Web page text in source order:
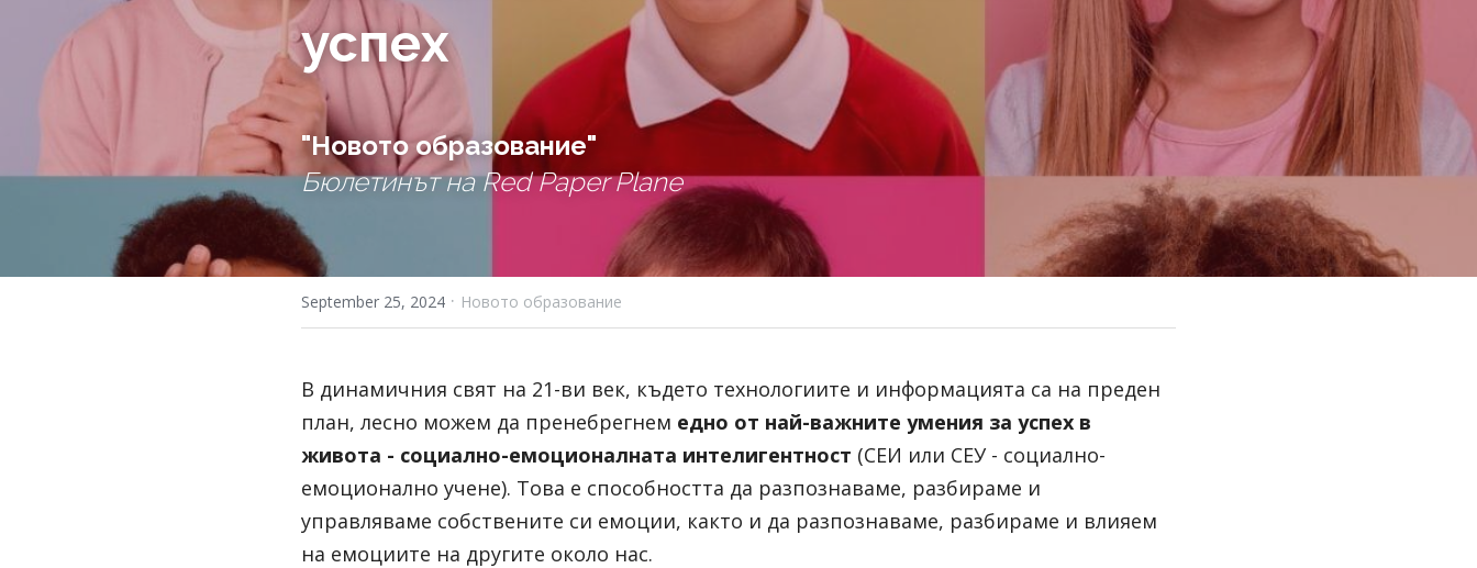
успех
"Новото образование"
Бюлетинът на Red Paper Plane
September 25, 2024 · Новото образование
В динамичния свят на 21-ви век, където технологиите и информацията са на преден
план, лесно можем да пренебрегнем едно от най-важните умения за успех в
живота - социално-емоционалната интелигентност (СЕИ или СЕУ - социално-
емоционално учене). Това е способността да разпознаваме, разбираме и
управляваме собствените си емоции, както и да разпознаваме, разбираме и влияем
на емоциите на другите около нас.